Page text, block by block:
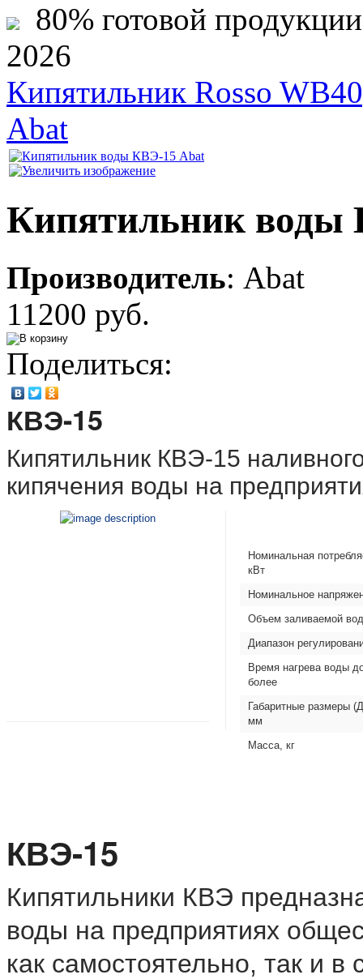
80% готовой
2026
Кипятильник Rosso
Abat
Кипятильник воды
Производитель: Abat
11200 руб.
Поделиться:
КВЭ-15
Кипятильник КВЭ-15
кипячения воды на
Номинальная
кВт
Номинальное
Объем заливаемой
Диапазон
Время нагрева воды
более
Габаритные размеры
мм
Масса, кг
КВЭ-15
Кипятильники КВЭ
воды на предприятиях
как самостоятельно, так и в